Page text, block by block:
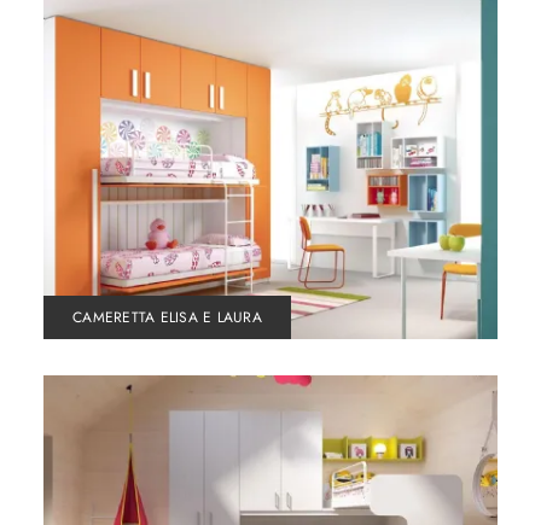
CAMERETTA ELISA E LAURA